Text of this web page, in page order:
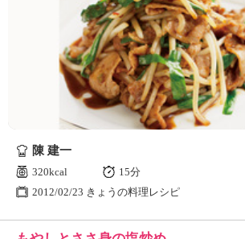
陳 建一
320kcal
15分
2012/02/23 きょうの料理レシピ